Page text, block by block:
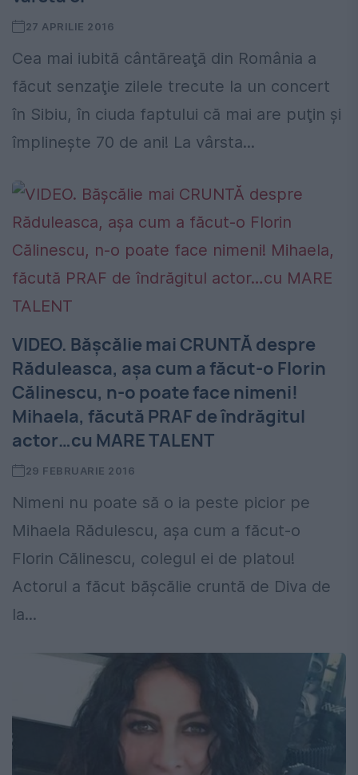
27 APRILIE 2016
Cea mai iubită cântăreaţă din România a
făcut senzaţie zilele trecute la un concert
în Sibiu, în ciuda faptului că mai are puţin şi
împlineşte 70 de ani! La vârsta...
VIDEO. Bășcălie mai CRUNTĂ despre
Răduleasca, așa cum a făcut-o Florin
Călinescu, n-o poate face nimeni!
Mihaela, făcută PRAF de îndrăgitul
actor…cu MARE TALENT
29 FEBRUARIE 2016
Nimeni nu poate să o ia peste picior pe
Mihaela Rădulescu, așa cum a făcut-o
Florin Călinescu, colegul ei de platou!
Actorul a făcut bășcălie cruntă de Diva de
la...